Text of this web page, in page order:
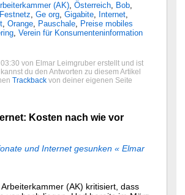
(AK), Österreich, Bob,
Festnetz, Ge org, Gigabite, Internet,
, Orange, Pauschale, Preise mobiles
, Verein für Konsumenteninformation
von Elmar Leimgruber erstellt und ist
du den Antworten zu diesem Artikel
Trackback von deiner eigenen Seite
Kosten nach wie vor
und Internet gesunken « Elmar
(AK) kritisiert, dass